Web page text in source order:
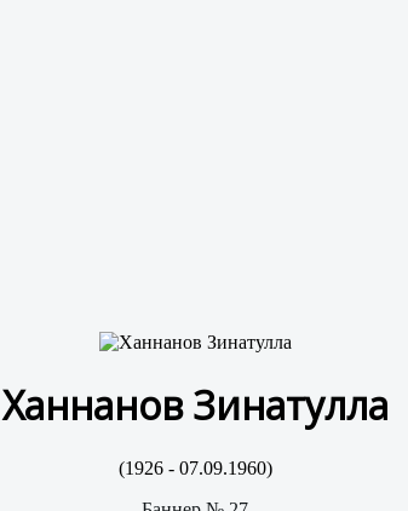
Ханнанов Зинатулла
(1926 - 07.09.1960)